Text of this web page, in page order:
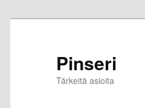
Pinseri
Tärkeitä asioita